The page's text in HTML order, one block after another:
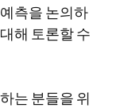
측을 논의하
해 토론할 수
는 분들을 위